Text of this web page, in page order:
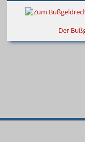
Der